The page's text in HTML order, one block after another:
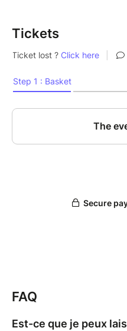
Run de 5 kilomètres
de podium, juste le
Glace extra bonne à
fraîche.
Cette année, nous vous
Style : Manches
Tickets
FAQ
Est-ce que je peux